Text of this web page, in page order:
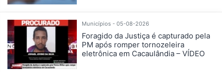
Municípios - 05-08-2026
Foragido da Justiça é capturado pela
PM após romper tornozeleira
eletrônica em Cacaulândia – VÍDEO